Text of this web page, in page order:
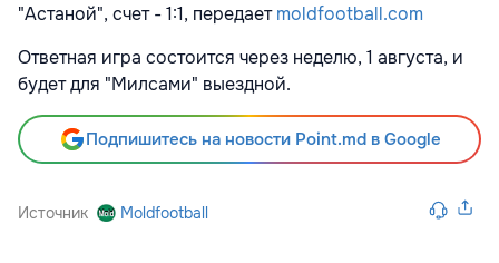
"Астаной", счет - 1:1, передаетmoldfootball.com
Ответная игра состоится через неделю, 1 августа, и
будет для "Милсами" выездной.
Подпишитесь на новости Point.md в Google
Источник Moldfootball